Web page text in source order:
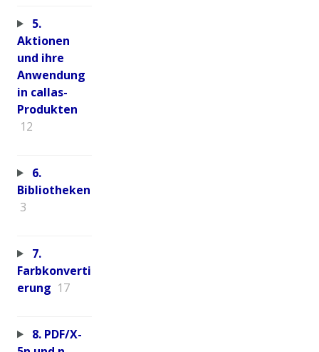
5.
Aktionen
und ihre
Anwendung
in callas-
Produkten
12
6.
Bibliotheken
3
7.
Farbkonverti
erung 17
8. PDF/X-